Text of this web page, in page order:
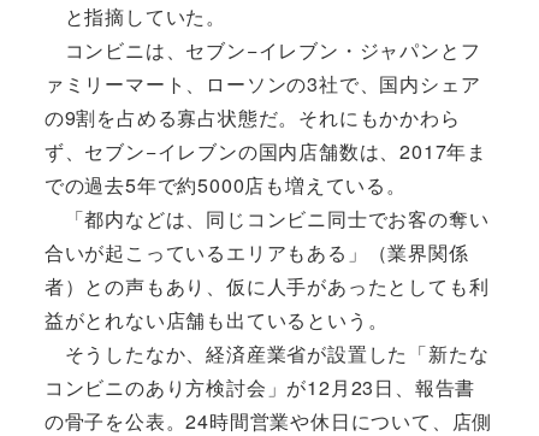
と指摘していた。
コンビニは、セブン−イレブン・ジャパンとフ
ァミリーマート、ローソンの3社で、国内シェア
の9割を占める寡占状態だ。それにもかかわら
ず、セブン−イレブンの国内店舗数は、2017年ま
での過去5年で約5000店も増えている。
「都内などは、同じコンビニ同士でお客の奪い
合いが起こっているエリアもある」（業界関係
者）との声もあり、仮に人手があったとしても利
益がとれない店舗も出ているという。
そうしたなか、経済産業省が設置した「新たな
コンビニのあり方検討会」が12月23日、報告書
の骨子を公表。24時間営業や休日について、店側